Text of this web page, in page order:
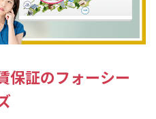
保証のフォーシー